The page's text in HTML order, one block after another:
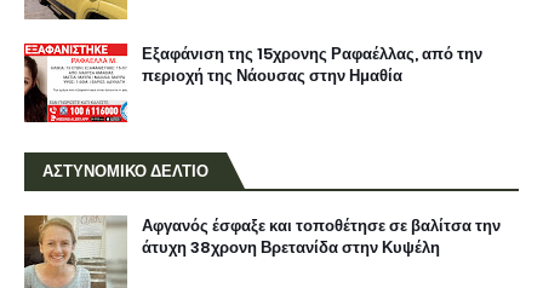
Εξαφάνιση της 15χρονης Ραφαέλλας, από την
περιοχή της Νάουσας στην Ημαθία
ΑΣΤΥΝΟΜΙΚΟ ΔΕΛΤΙΟ
Αφγανός έσφαξε και τοποθέτησε σε βαλίτσα την
άτυχη 38χρονη Βρετανίδα στην Κυψέλη